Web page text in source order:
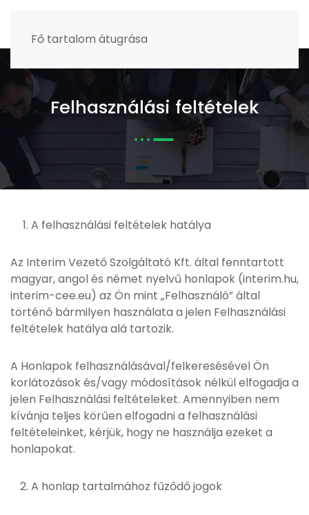
Fő tartalom átugrása
Felhasználási feltételek
A felhasználási feltételek hatálya
Az Interim Vezető Szolgáltató Kft. által fenntartott
magyar, angol és német nyelvű honlapok (interim.hu,
interim-cee.eu) az Ön mint „Felhasználó” által
történő bármilyen használata a jelen Felhasználási
feltételek hatálya alá tartozik.
A Honlapok felhasználásával/felkeresésével Ön
korlátozások és/vagy módosítások nélkül elfogadja a
jelen Felhasználási feltételeket. Amennyiben nem
kívánja teljes körűen elfogadni a felhasználási
feltételeinket, kérjük, hogy ne használja ezeket a
honlapokat.
A honlap tartalmához fűződő jogok